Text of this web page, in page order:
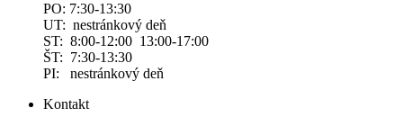
PO: 7:30-13:30
UT: nestránkový deň
ST: 8:00-12:00 13:00-17:00
ŠT: 7:30-13:30
PI: nestránkový deň
Kontakt